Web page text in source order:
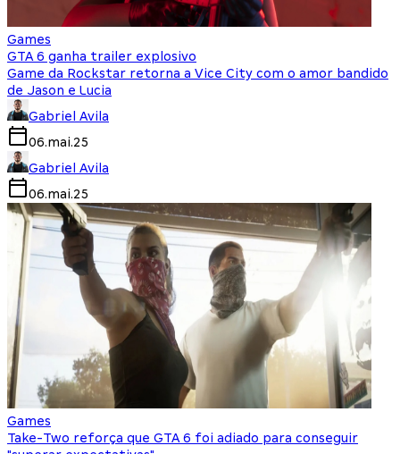
Games
GTA 6 ganha trailer explosivo
Game da Rockstar retorna a Vice City com o amor bandido
de Jason e Lucia
Gabriel Avila
06.mai.25
Gabriel Avila
06.mai.25
Games
Take-Two reforça que GTA 6 foi adiado para conseguir